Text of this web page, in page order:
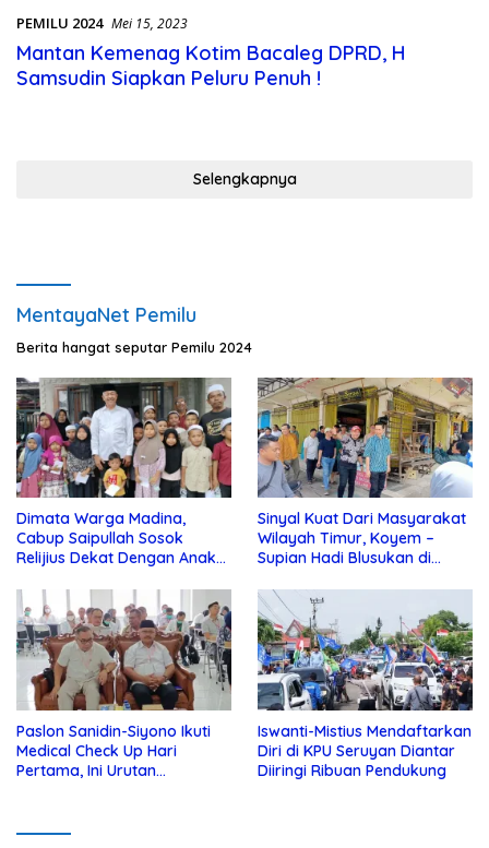
PEMILU 2024 Mei 15, 2023
Mantan Kemenag Kotim Bacaleg DPRD, H
Samsudin Siapkan Peluru Penuh !
Selengkapnya
MentayaNet Pemilu
Berita hangat seputar Pemilu 2024
Dimata Warga Madina,
Cabup Saipullah Sosok
Relijius Dekat Dengan Anak
Sinyal Kuat Dari Masyarakat
Wilayah Timur, Koyem –
Supian Hadi Blusukan di
Paslon Sanidin-Siyono Ikuti
Medical Check Up Hari
Pertama, Ini Urutan
Iswanti-Mistius Mendaftarkan
Diri di KPU Seruyan Diantar
Diiringi Ribuan Pendukung